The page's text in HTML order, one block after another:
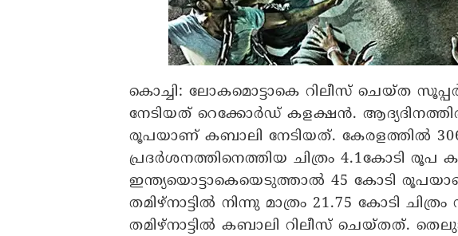
കൊച്ചി: ലോകമൊട്ടാകെ റിലീസ് ചെയ്ത സൂപ്പര്‍
നേടിയത് റെക്കോര്‍ഡ് കളക്ഷന്‍.
രൂപയാണ് കബാലി നേടിയത്. കേരളത്തില്‍
പ്രദര്‍ശനത്തിനെത്തിയ ചിത്രം 4.1കോടി രൂപ
ഇന്ത്യയൊട്ടാകെയെടുത്താല്‍ 45 കോടി
തമിഴ്‌നാട്ടില്‍ നിന്നു മാത്രം 21.75 കോടി
തമിഴ്‌നാട്ടില്‍ കബാലി റിലീസ് ചെയ്തത്.